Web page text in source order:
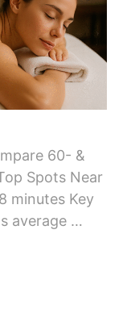
60- &
Spots Near
minutes Key
average …